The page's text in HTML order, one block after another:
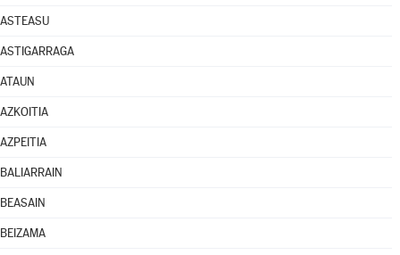
ASTEASU
ASTIGARRAGA
ATAUN
AZKOITIA
AZPEITIA
BALIARRAIN
BEASAIN
BEIZAMA